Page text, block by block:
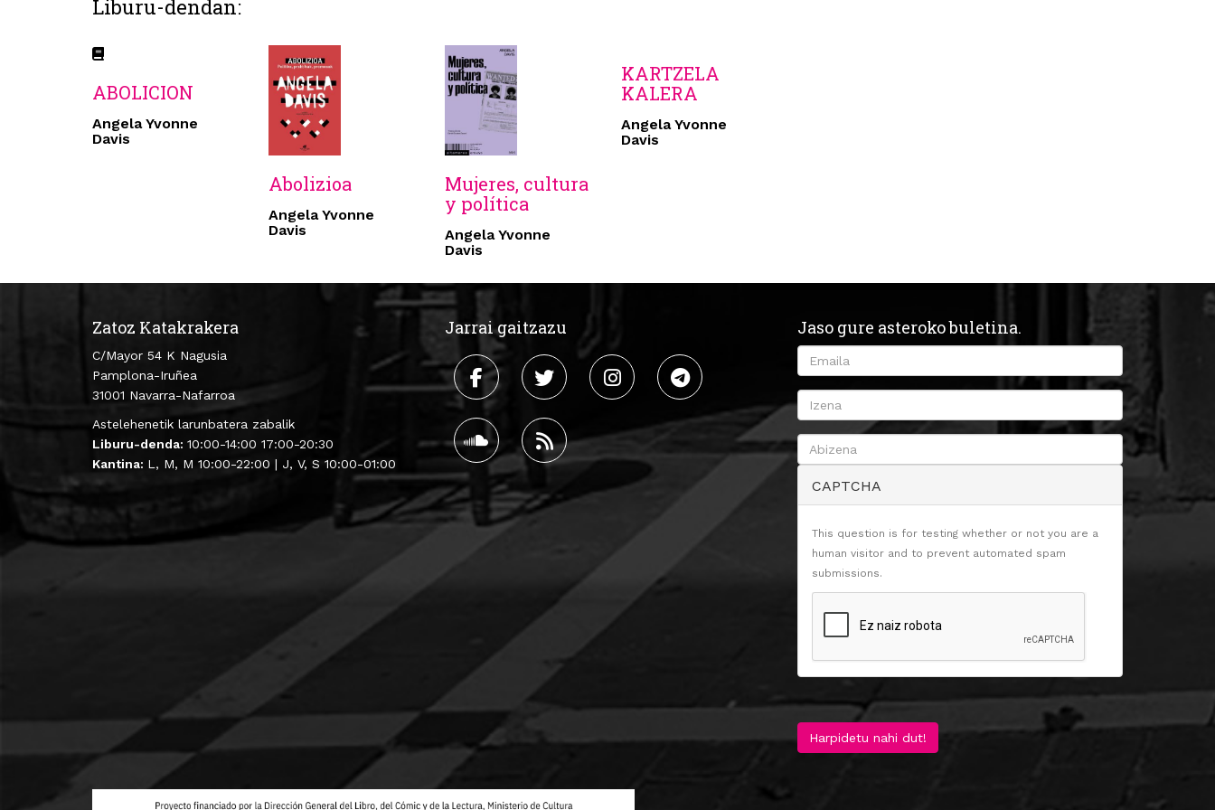
Liburu-dendan:
ABOLICION
Angela Yvonne
Davis
Abolizioa
Angela Yvonne
Davis
Mujeres, cultura
y política
Angela Yvonne
Davis
KARTZELA
KALERA
Angela Yvonne
Davis
Zatoz Katakrakera
C/Mayor 54 K Nagusia
Pamplona-Iruñea
31001 Navarra-Nafarroa
Astelehenetik larunbatera zabalik
Liburu-denda: 10:00-14:00 17:00-20:30
Kantina: L, M, M 10:00-22:00 | J, V, S 10:00-01:00
Jarrai gaitzazu Jaso gure asteroko buletina.
CAPTCHA
This question is for testing whether or not you are a
human visitor and to prevent automated spam
submissions.
Harpidetu nahi dut!